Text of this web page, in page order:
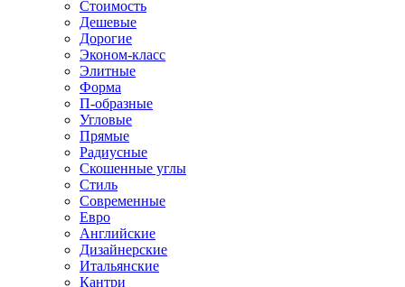
Стоимость
Дешевые
Дорогие
Эконом-класс
Элитные
Форма
П-образные
Угловые
Прямые
Радиусные
Скошенные углы
Стиль
Современные
Евро
Английские
Дизайнерские
Итальянские
Кантри